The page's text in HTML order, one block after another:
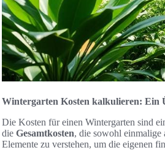
Wintergarten Kosten kalkulieren: Ein
Die Kosten für einen Wintergarten sind
die Gesamtkosten, die sowohl einmalige
Elemente zu verstehen, um die eigenen